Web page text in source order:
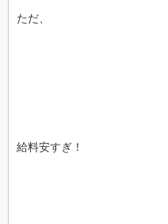
ただ、
給料安すぎ！